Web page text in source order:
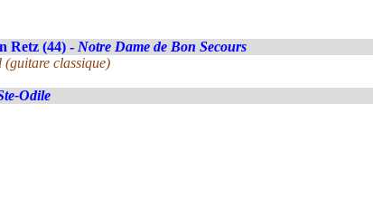
Retz (44) - Notre Dame de Bon Secours
classique)
Odile